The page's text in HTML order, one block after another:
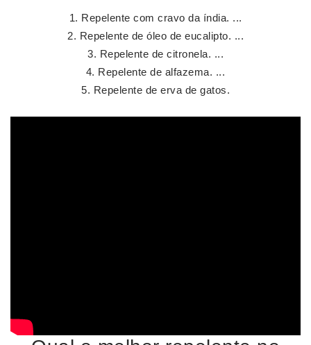
Repelente com cravo da índia. ...
Repelente de óleo de eucalipto. ...
Repelente de citronela. ...
Repelente de alfazema. ...
Repelente de erva de gatos.